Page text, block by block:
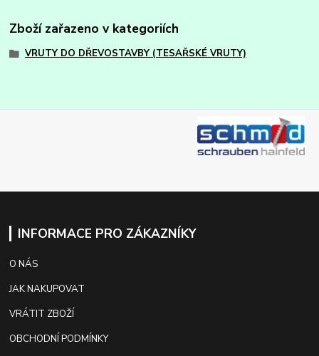
Zboží zařazeno v kategoriích
VRUTY DO DŘEVOSTAVBY (TESAŘSKÉ VRUTY)
INFORMACE PRO ZÁKAZNÍKY
O NÁS
JAK NAKUPOVAT
VRÁTIT ZBOŽÍ
OBCHODNÍ PODMÍNKY